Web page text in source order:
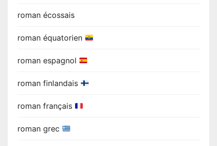
roman écossais
roman équatorien
roman espagnol
roman finlandais
roman français
roman grec